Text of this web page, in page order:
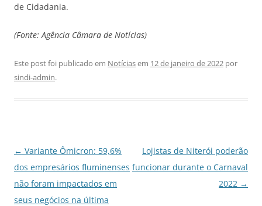
de Cidadania.
(Fonte: Agência Câmara de Notícias)
Este post foi publicado em Notíciasem 12 de janeiro de 2022 por
sindi-admin.
Navegação
de
posts
← Variante Ômicron: 59,6%
dos empresários fluminenses
não foram impactados em
seus negócios na última
Lojistas de Niterói poderão
funcionar durante o Carnaval
2022 →